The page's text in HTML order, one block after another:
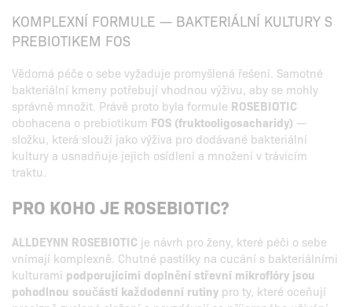
KOMPLEXNÍ FORMULE — BAKTERIÁLNÍ KULTURY S
PREBIOTIKEM FOS
Vědomá péče o sebe vyžaduje promyšlená řešení. Samotné
bakteriální kmeny potřebují vhodnou výživu, aby se mohly
správně množit. Právě proto byla formule ROSEBIOTIC
obohacena o prebiotikum FOS (fruktooligosacharidy) —
složku, která slouží jako výživa pro dodávané bakteriální
kultury a usnadňuje jejich osídlení a množení v trávicím
traktu.
PRO KOHO JE ROSEBIOTIC?
ALLDEYNN ROSEBIOTIC je návrh pro ženy, které péči o sebe
vnímají komplexně. Chutné pastilky na cucání s bakteriálními
kulturami podporujícími doplnění střevní mikroflóry jsou
pohodlnou součástí každodenní rutiny pro ty, které oceňují